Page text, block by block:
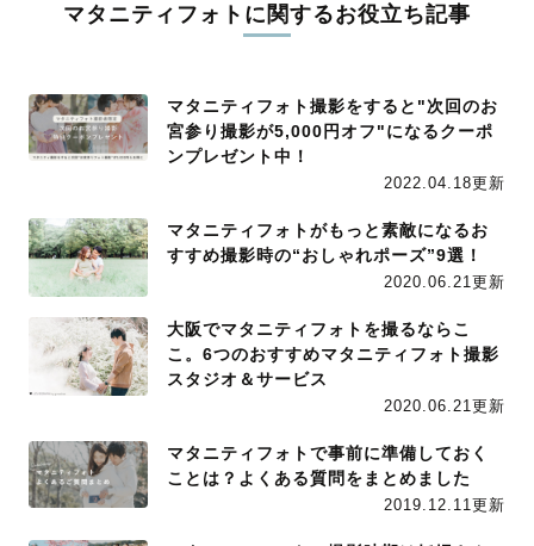
マタニティフォトに関するお役立ち記事
マタニティフォト撮影をすると"次回のお
宮参り撮影が5,000円オフ"になるクーポ
ンプレゼント中！
2022.04.18更新
マタニティフォトがもっと素敵になるお
すすめ撮影時の“おしゃれポーズ”9選！
2020.06.21更新
大阪でマタニティフォトを撮るならこ
こ。6つのおすすめマタニティフォト撮影
スタジオ＆サービス
2020.06.21更新
マタニティフォトで事前に準備しておく
ことは？よくある質問をまとめました
2019.12.11更新